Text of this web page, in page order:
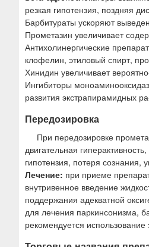
резкая гипотензия, поздняя
Барбитураты ускоряют
Прометазин увеличивает
Антихолинергические
клофелин, этиловый спирт,
Хинидин увеличивает
Ингибиторы
развития экстрапирамидных
Передозировка
При передозировке
двигательная
гипотензия, потеря сознания,
Лечение: при приеме
внутривенное введение
поддержания адекватной
для лечения паркинсонизма,
рекомендуется